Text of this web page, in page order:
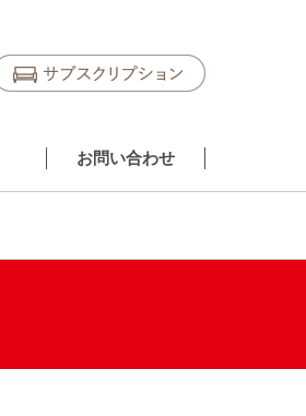
お問い合わせ